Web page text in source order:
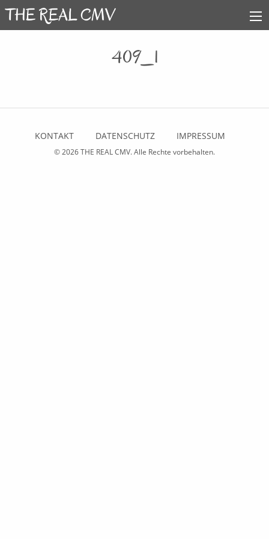
409_1
KONTAKT DATENSCHUTZ IMPRESSUM
© 2026THE REAL CMV. Alle Rechte vorbehalten.